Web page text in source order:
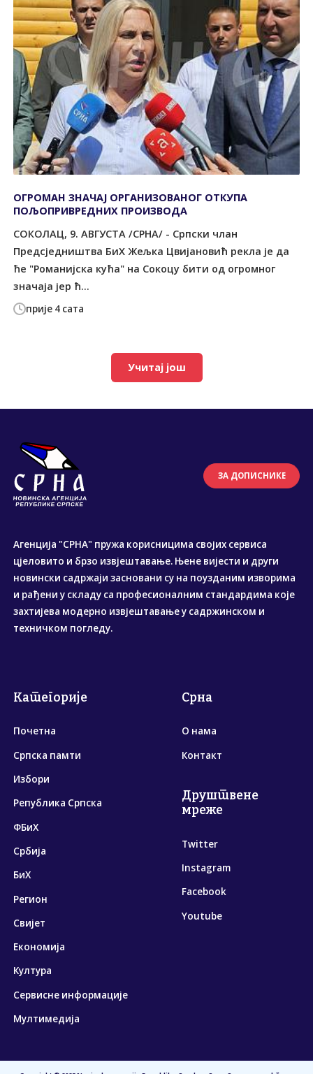
прије 4 сата
ОГРОМАН ЗНАЧАЈ ОРГАНИЗОВАНОГ ОТКУПА
ПОЉОПРИВРЕДНИХ ПРОИЗВОДА
СОКОЛАЦ, 9. АВГУСТА /СРНА/ - Српски члан
Предсједништва БиХ Жељка Цвијановић рекла је да
ће "Романијска кућа" на Сокоцу бити од огромног
значаја јер ћ...
Учитај још
ЗА ДОПИСНИКЕ
Агенција "СРНА" пружа корисницима својих сервиса
цјеловито и брзо извјештавање. Њене вијести и други
новински садржаји засновани су на поузданим изворима
и рађени у складу са професионалним стандардима које
захтијева модерно извјештавање у садржинском и
техничком погледу.
Категорије
Почетна
Српска памти
Избори
Република Српска
ФБиХ
Србија
БиХ
Регион
Свијет
Економија
Култура
Сервисне информације
Мултимедија
Срна
О нама
Контакт
Друштвене
мреже
Twitter
Instagram
Facebook
Youtube